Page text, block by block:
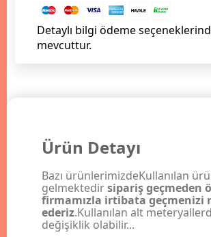
Detaylı bilgi ödeme
mevcuttur.
Ürün Detayı
Bazı ürünlerimizdeKullanılan
gelmektedirsipariş geçmeden
firmamızla irtibata geçmenizi
ederiz.Kullanılan alt
değişiklik olabilir...